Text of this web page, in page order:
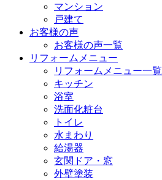
マンション
戸建て
お客様の声
お客様の声一覧
リフォームメニュー
リフォームメニュー一覧
キッチン
浴室
洗面化粧台
トイレ
水まわり
給湯器
玄関ドア・窓
外壁塗装